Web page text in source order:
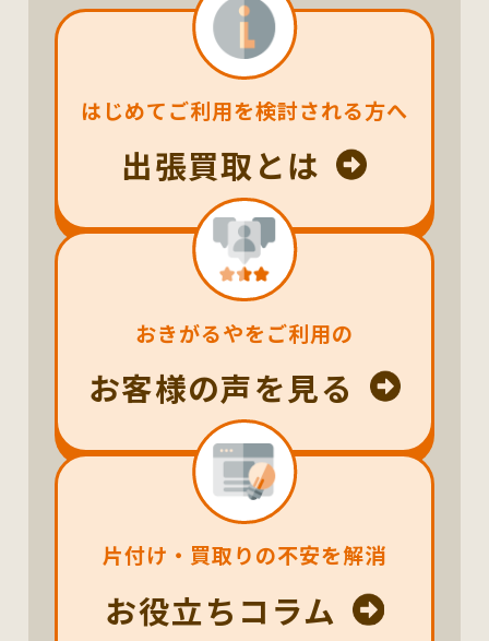
はじめてご利用を検討される方へ
出張買取とは
おきがるやをご利用の
お客様の声を見る
片付け・買取りの不安を解消
お役立ちコラム